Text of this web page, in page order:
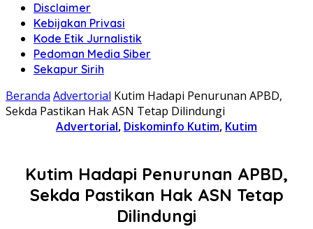
Disclaimer
Kebijakan Privasi
Kode Etik Jurnalistik
Pedoman Media Siber
Sekapur Sirih
Beranda Advertorial Kutim Hadapi Penurunan APBD,
Sekda Pastikan Hak ASN Tetap Dilindungi
Advertorial, Diskominfo Kutim, Kutim
Kutim Hadapi Penurunan APBD,
Sekda Pastikan Hak ASN Tetap
Dilindungi